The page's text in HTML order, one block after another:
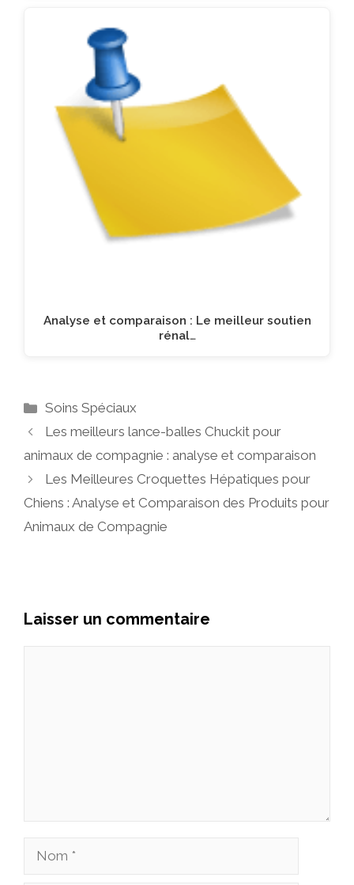
Analyse et comparaison : Le meilleur soutien
rénal…
Catégories
Soins Spéciaux
Les meilleurs lance-balles Chuckit pour
animaux de compagnie : analyse et comparaison
Les Meilleures Croquettes Hépatiques pour
Chiens : Analyse et Comparaison des Produits pour
Animaux de Compagnie
Laisser un commentaire
Nom